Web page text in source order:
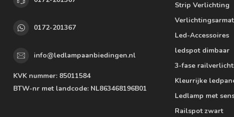
0172-201367
info@ledlampaanbiedingen.nl
KVK nummer: 85011584
BTW-nr met landcode: NL863468196B01
Strip Verlichting
Led-Accessoires
ledspot dimbaar
3-fase
Kleurrijke
Ledlamp met
Railspot zwart